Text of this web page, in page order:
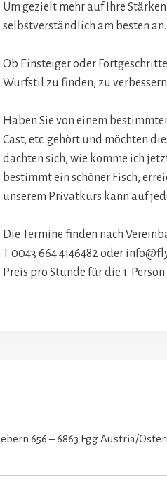
Um gezielt mehr auf Ihre
selbstverständlich am besten an.
Ob Einsteiger oder
Wurfstil zu finden, zu
Haben Sie von einem
Cast, etc. gehört und möchten
dachten sich, wie komme ich
bestimmt ein schöner Fisch,
unserem Privatkurs kann auf
Die Termine finden nach
T 0043 664 4146482 oder
Preis pro Stunde für die 1.
656 – 6863 Egg Austria/